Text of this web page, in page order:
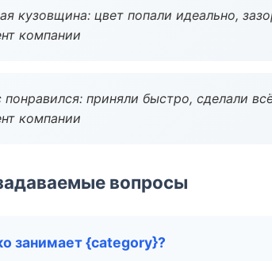
кузовщина: цвет попали идеально,
компании
понравился: приняли быстро, сделали
компании
вопросы
занимает {category}?